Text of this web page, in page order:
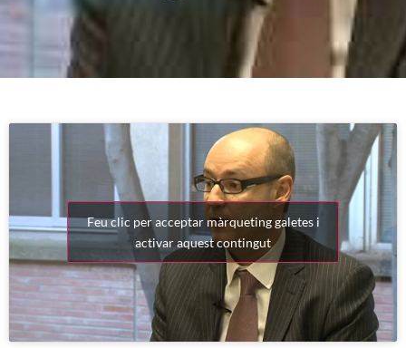
Feu clic per acceptar màrqueting galetes i
activar aquest contingut